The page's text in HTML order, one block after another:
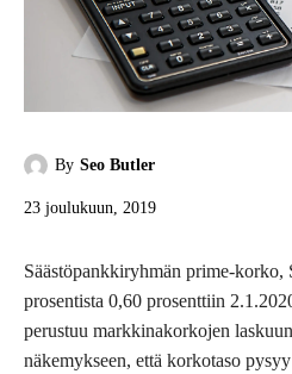
By Seo Butler
23 joulukuun, 2019
Säästöpankkiryhmän prime-korko,
prosentista 0,60 prosenttiin
perustuu markkinakorkojen
näkemykseen, että korkotaso